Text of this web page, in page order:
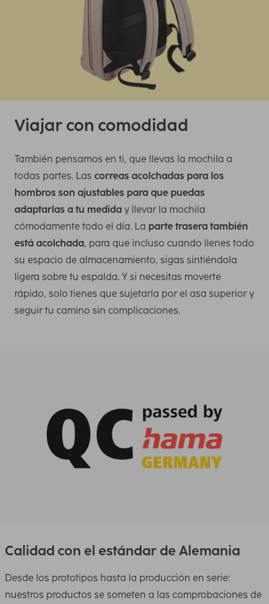
Viajar con comodidad
También pensamos en ti, que llevas la mochila a
todas partes. Las correas acolchadas para los
hombros son ajustables para que puedas
adaptarlas a tu medida y llevar la mochila
cómodamente todo el día. La parte trasera también
está acolchada, para que incluso cuando llenes todo
su espacio de almacenamiento, sigas sintiéndola
ligera sobre tu espalda. Y si necesitas moverte
rápido, solo tienes que sujetarla por el asa superior y
seguir tu camino sin complicaciones.
Calidad con el estándar de Alemania
Desde los prototipos hasta la producción en serie:
nuestros productos se someten a las comprobaciones de